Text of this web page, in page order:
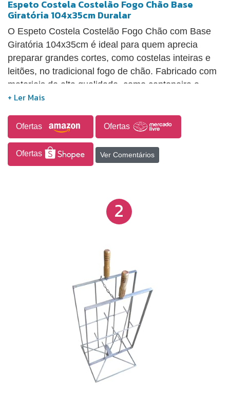
Espeto Costela Costelão Fogo Chão Base
Giratória 104x35cm Duralar
O Espeto Costela Costelão Fogo Chão com Base
Giratória 104x35cm é ideal para quem aprecia
preparar grandes cortes, como costelas inteiras e
leitões, no tradicional fogo de chão. Fabricado com
materiais de alta qualidade, como cantoneira e
barra chata, oferece resistência e durabilidade,
medidas são: 9 cm de espessura na área de fixação
da carne, 35 cm de largura tanto na área de suporte
da carne quanto no apoio do pé, 68 cm de altura
sem o pé e 104 cm de altura total, com peso de 4,7
Ofertas Ofertas
Ofertas Ver Comentários
2